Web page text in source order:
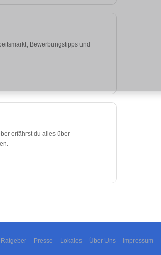
Bewerbungstipps und
erfährst du alles über
Ratgeber Presse Lokales Über Uns Impressum